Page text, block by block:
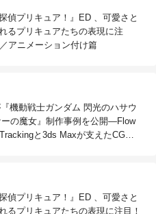
偵プリキュア！』ED 、可愛さと
るプリキュアたちの表現に注
アニメーション付け篇
機動戦士ガンダム 閃光のハサウ
ーの魔女』制作事例を公開―Flow
と3ds Maxが支えたCG制
偵プリキュア！』ED 、可愛さと
るプリキュアたちの表現に注目！